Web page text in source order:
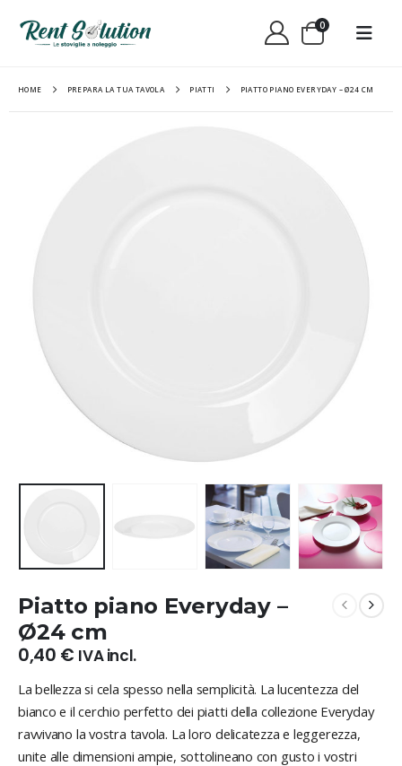
0
HOME PREPARA LA TUA TAVOLA PIATTI PIATTO PIANO EVERYDAY – Ø24 CM
Piatto piano Everyday –
Ø24 cm
0,40 € IVA incl.
La bellezza si cela spesso nella semplicità. La lucentezza del
bianco e il cerchio perfetto dei piatti della collezione Everyday
ravvivano la vostra tavola. La loro delicatezza e leggerezza,
unite alle dimensioni ampie, sottolineano con gusto i vostri